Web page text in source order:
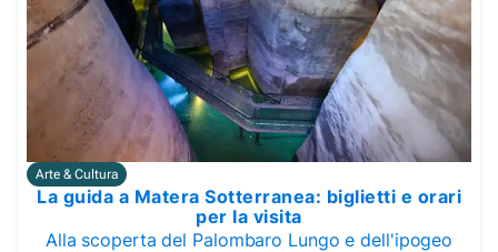
Arte & Cultura
La guida a Matera Sotterranea: biglietti e orari
per la visita
Alla scoperta del Palombaro Lungo e dell'ipogeo